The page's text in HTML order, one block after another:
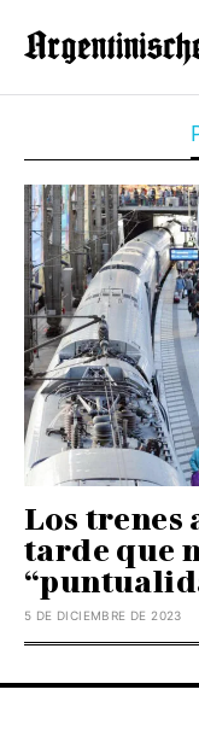
Los trenes
tarde que
5 DE DICIEMBRE DE 2023